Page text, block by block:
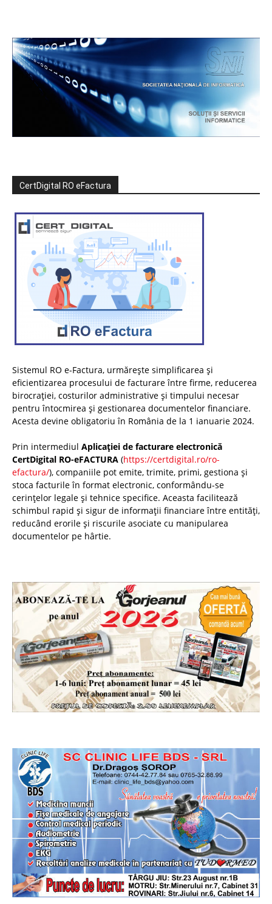
CertDigital RO eFactura
Sistemul RO e-Factura, urmărește simplificarea și
eficientizarea procesului de facturare între firme, reducerea
birocrației, costurilor administrative și timpului necesar
pentru întocmirea și gestionarea documentelor financiare.
Acesta devine obligatoriu în România de la 1 ianuarie 2024.
Prin intermediul Aplicației de facturare electronică
CertDigital RO-eFACTURA (https://certdigital.ro/ro-
efactura/), companiile pot emite, trimite, primi, gestiona și
stoca facturile în format electronic, conformându-se
cerințelor legale și tehnice specifice. Aceasta facilitează
schimbul rapid și sigur de informații financiare între entități,
reducând erorile și riscurile asociate cu manipularea
documentelor pe hârtie.